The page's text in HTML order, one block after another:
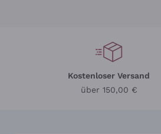
Kostenloser Versand
über 150,00 €